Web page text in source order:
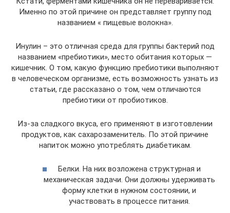
Именно по этой причине он представляет группу под
названием « пищевые волокна».
Инулин – это отличная среда для группы бактерий под
названием «пребиотики», место обитания которых —
кишечник. О том, какую функцию пребиотики выполняют
в человеческом организме, есть возможность узнать из
статьи, где рассказано о том, чем отличаются
пребиотики от пробиотиков.
Из-за сладкого вкуса, его применяют в изготовлении
продуктов, как сахарозаменитель. По этой причине
напиток можно употреблять диабетикам.
Белки. На них возложена структурная и
механическая задачи. Они должны удерживать
форму клетки в нужном состоянии, и
участвовать в процессе питания.